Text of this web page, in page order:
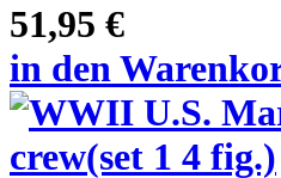
51,95 €
in den